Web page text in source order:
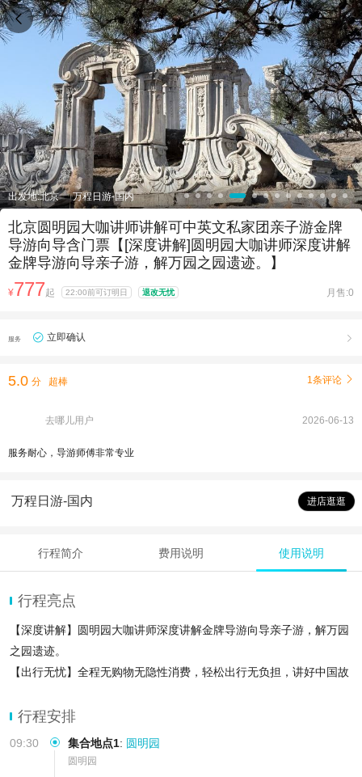
出发地:北京 万程日游-国内
北京圆明园大咖讲师讲解可中英文私家团亲子游金牌
导游向导含门票【[深度讲解]圆明园大咖讲师深度讲解
金牌导游向导亲子游，解万园之园遗迹。】
¥777起 22:00前可订明日 退改无忧 月售:0
服务 立即确认 
5.0 分 超棒 1条评论 
去哪儿用户 2026-06-13
服务耐心，导游师傅非常专业
万程日游-国内 进店逛逛
行程简介 费用说明 使用说明
行程亮点
【深度讲解】圆明园大咖讲师深度讲解金牌导游向导亲子游，解万园
之园遗迹。
【出行无忧】全程无购物无隐性消费，轻松出行无负担，讲好中国故
【定制体验】专属路线适配不同人群需求，文化探秘按需选择，告别
走马观花
行程安排
09:30 集合地点1: 圆明园
圆明园
